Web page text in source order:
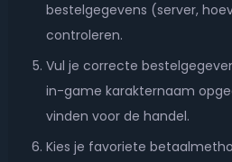
bestelgegevens (server,
controleren.
Vul je correcte
in-game karakternaam
vinden voor de handel.
Kies je favoriete